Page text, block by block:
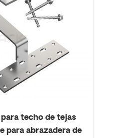
los clientes. personalizados
del cliente para
los requisitos especiales de
instalación.
techo de tejas
para abrazadera de